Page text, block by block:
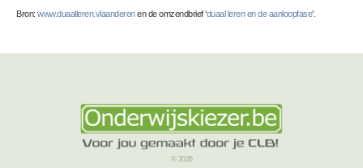
Bron: www.duaalleren.vlaanderenen de omzendbrief ‘duaal leren en de aanloopfase’.
© 2026